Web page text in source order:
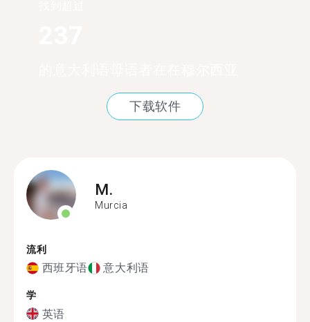
下载软件
M.
Murcia
流利
西班牙语 意大利语
学
英语